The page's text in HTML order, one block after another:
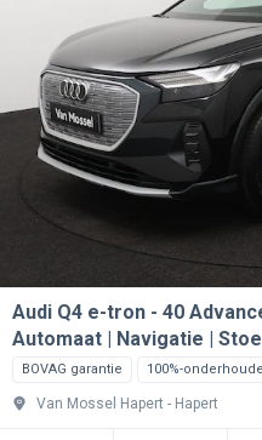
Audi Q4 e-tron
40
Automaat | Navigatie |
BOVAG garantie 100%-
Van Mossel Hapert Hapert